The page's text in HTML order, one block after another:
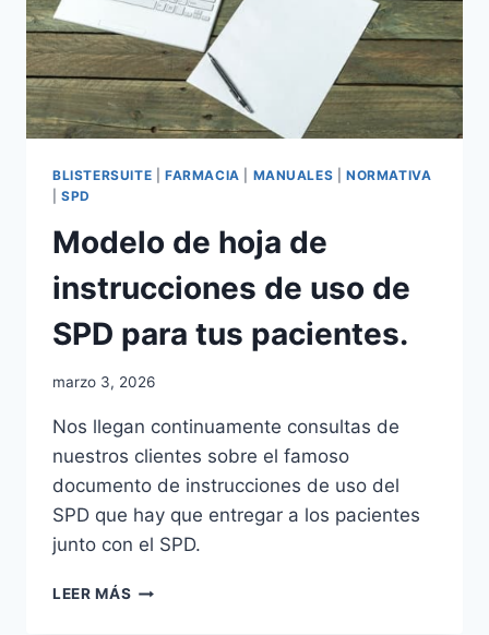
ESPAÑA
AÚN
VA
A
REMOLQUE?
BLISTERSUITE FARMACIA MANUALES |NORMATIVA
|SPD
Modelo de hoja de
instrucciones de uso de
SPD para tus pacientes.
Por
marzo 3, 2026
Nos llegan continuamente consultas de
nuestros clientes sobre el famoso
documento de instrucciones de uso del
SPD que hay que entregar a los pacientes
junto con el SPD.
LEER MÁS MODELO